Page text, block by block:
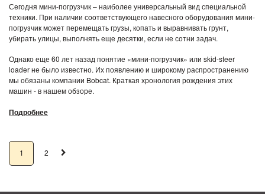
Сегодня мини-погрузчик – наиболее универсальный вид специальной
техники. При наличии соответствующего навесного оборудования мини-
погрузчик может перемещать грузы, копать и выравнивать грунт,
убирать улицы, выполнять еще десятки, если не сотни задач.
Однако еще 60 лет назад понятие «мини-погрузчик» или skid-steer
loader не было известно. Их появлению и широкому распространению
мы обязаны компании Bobcat. Краткая хронология рождения этих
машин - в нашем обзоре.
Подробнее
1 2